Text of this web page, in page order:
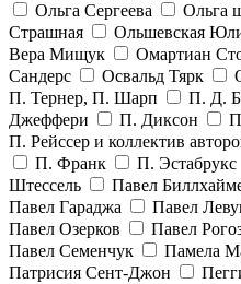
Ольга Сергеева
Ольга
Страшная
Ольшевская
Вера Мищук
Омартиан
Сандерс
Освальд Тярк
П. Тернер, П. Шарп
П. Д.
Джеффери
П. Диксон
П. Рейссер и коллектив
П. Франк
П. Эстабрукс
Штессель
Павел
Павел Гараджа
Павел
Павел Озерков
Павел
Павел Семенчук
Памела
Патрисия Сент-Джон